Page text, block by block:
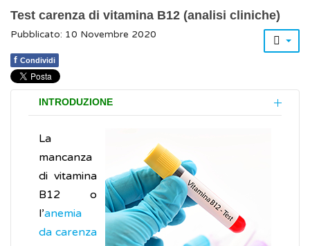
Test carenza di vitamina B12 (analisi cliniche)
Pubblicato: 10 Novembre 2020
f Condividi
INTRODUZIONE
La
mancanza
di vitamina
B12 o
l’anemia
da carenza